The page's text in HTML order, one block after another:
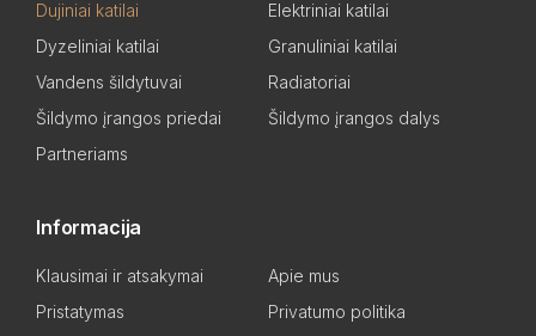
Dujiniai katilai
Elektriniai katilai
Dyzeliniai katilai
Granuliniai katilai
Vandens šildytuvai
Radiatoriai
Šildymo įrangos priedai
Šildymo įrangos dalys
Partneriams
Informacija
Klausimai ir atsakymai
Apie mus
Pristatymas
Privatumo politika